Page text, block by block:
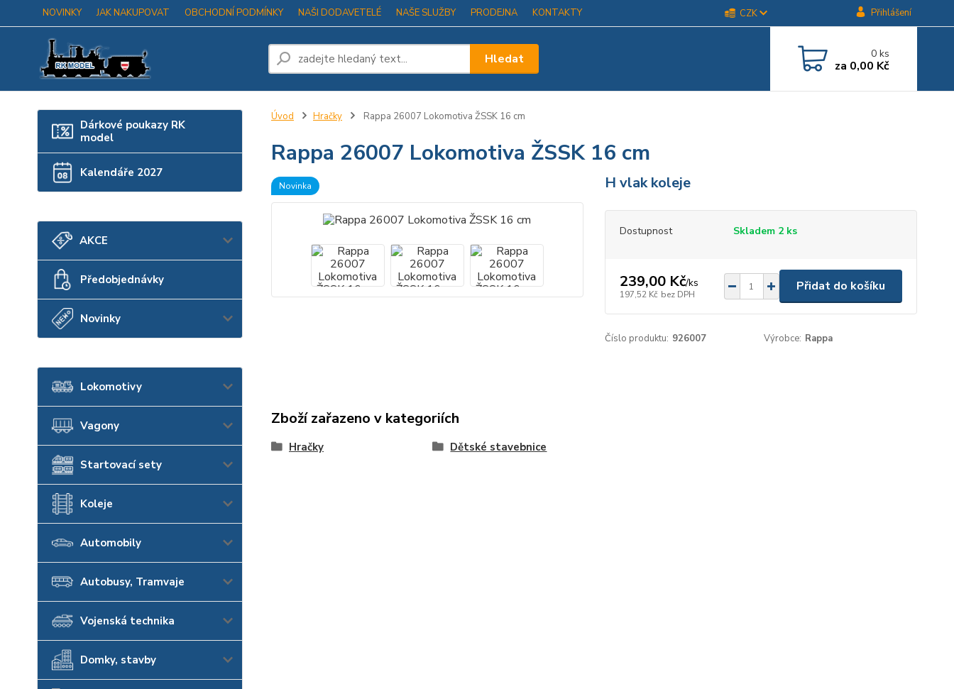
NOVINKY JAK NAKUPOVAT OBCHODNÍ PODMÍNKY NAŠI DODAVETELÉ NAŠE SLUŽBY PRODEJNA KONTAKTY CZK Přihlášení
Hledat 0ks
za 0,00 Kč
Dárkové poukazy RK
model
Kalendáře 2027
AKCE
Předobjednávky
Novinky
Lokomotivy
Vagony
Startovací sety
Koleje
Automobily
Autobusy, Tramvaje
Vojenská technika
Domky, stavby
Úvod Hračky Rappa 26007 Lokomotiva ŽSSK 16 cm
Rappa 26007 Lokomotiva ŽSSK 16 cm
Novinka H vlak koleje
Dostupnost Skladem 2 ks
239,00 Kč/ks
197,52 Kč bez DPH
Přidat do košíku
Číslo produktu: 926007 Výrobce: Rappa
Zboží zařazeno v kategoriích
Hračky Dětské stavebnice